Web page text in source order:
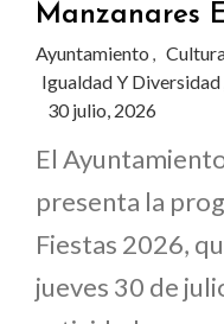
Manzanares
Ayuntamiento ,
Igualdad Y Diversidad
30 julio, 2026
El
presenta la
Fiestas 2026,
jueves 30 de